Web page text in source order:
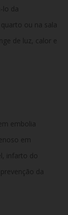
lo da
ou na sala
de luz, calor e
embolia
em
infarto do
da